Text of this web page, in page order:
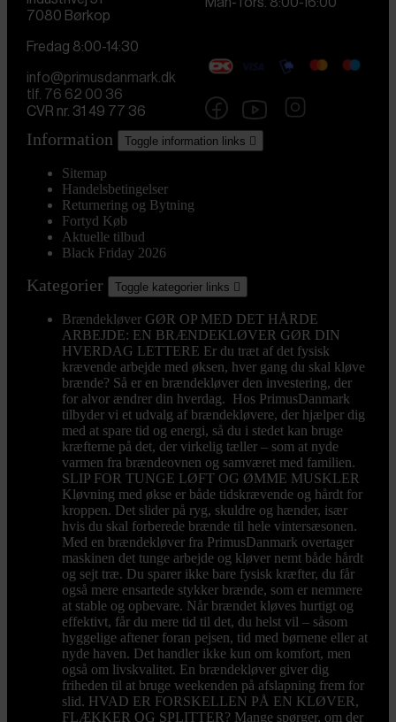
7080 Børkop
Fredag 8:00-14:30
info@primusdanmark.dk
tlf. 76 62 00 36
CVR nr. 31 49 77 36
Information Toggle information links 
Sitemap
Handelsbetingelser
Returnering og Bytning
Fortyd Køb
Aktuelle tilbud
Black Friday 2026
Kategorier Toggle kategorier links 
Brændekløver GØR OP MED DET HÅRDE
ARBEJDE: EN BRÆNDEKLØVER GØR DIN
HVERDAG LETTERE Er du træt af det fysisk
krævende arbejde med øksen, hver gang du skal kløve
brænde? Så er en brændekløver den investering, der
for alvor ændrer din hverdag. Hos PrimusDanmark
tilbyder vi et udvalg af brændekløvere, der hjælper dig
med at spare tid og energi, så du i stedet kan bruge
kræfterne på det, der virkelig tæller – som at nyde
varmen fra brændeovnen og samværet med familien.
SLIP FOR TUNGE LØFT OG ØMME MUSKLER
Kløvning med økse er både tidskrævende og hårdt for
kroppen. Det slider på ryg, skuldre og hænder, især
hvis du skal forberede brænde til hele vintersæsonen.
Med en brændekløver fra PrimusDanmark overtager
maskinen det tunge arbejde og kløver nemt både hårdt
og sejt træ. Du sparer ikke bare fysisk kræfter, du får
også mere ensartede stykker brænde, som er nemmere
at stable og opbevare. Når brændet kløves hurtigt og
effektivt, får du mere tid til det, du helst vil – såsom
hyggelige aftener foran pejsen, tid med børnene eller at
nyde haven. Det handler ikke kun om komfort, men
også om livskvalitet. En brændekløver giver dig
friheden til at bruge weekenden på afslapning frem for
slid. HVAD ER FORSKELLEN PÅ EN KLØVER,
FLÆKKER OG SPLITTER? Mange spørger, om der